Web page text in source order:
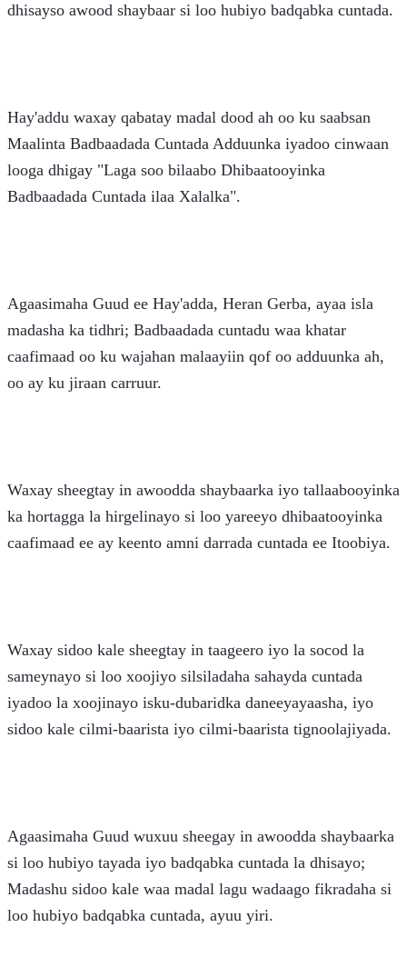
dhisayso awood shaybaar si loo hubiyo badqabka cuntada.
Hay'addu waxay qabatay madal dood ah oo ku saabsan
Maalinta Badbaadada Cuntada Adduunka iyadoo cinwaan
looga dhigay "Laga soo bilaabo Dhibaatooyinka
Badbaadada Cuntada ilaa Xalalka".
Agaasimaha Guud ee Hay'adda, Heran Gerba, ayaa isla
madasha ka tidhri; Badbaadada cuntadu waa khatar
caafimaad oo ku wajahan malaayiin qof oo adduunka ah,
oo ay ku jiraan carruur.
Waxay sheegtay in awoodda shaybaarka iyo tallaabooyinka
ka hortagga la hirgelinayo si loo yareeyo dhibaatooyinka
caafimaad ee ay keento amni darrada cuntada ee Itoobiya.
Waxay sidoo kale sheegtay in taageero iyo la socod la
sameynayo si loo xoojiyo silsiladaha sahayda cuntada
iyadoo la xoojinayo isku-dubaridka daneeyayaasha, iyo
sidoo kale cilmi-baarista iyo cilmi-baarista tignoolajiyada.
Agaasimaha Guud wuxuu sheegay in awoodda shaybaarka
si loo hubiyo tayada iyo badqabka cuntada la dhisayo;
Madashu sidoo kale waa madal lagu wadaago fikradaha si
loo hubiyo badqabka cuntada, ayuu yiri.